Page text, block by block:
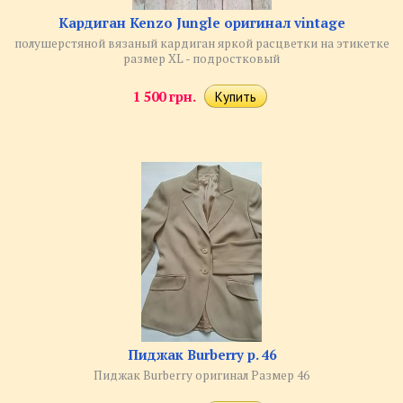
Кардиган Kenzo Jungle оригинал vintage
полушерстяной вязаный кардиган яркой расцветки на этикетке
размер XL - подростковый
1 500 грн.
Пиджак Burberry р. 46
Пиджак Burberry оригинал Размер 46